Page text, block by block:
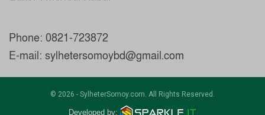
Phone: 0821-723872
E-mail: sylhetersomoybd@gmail.com
© 2026 - SylheterSomoy.com. All Rights Reserved.
Developed by: